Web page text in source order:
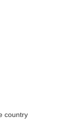
country